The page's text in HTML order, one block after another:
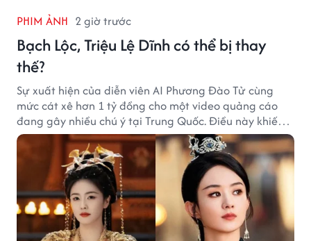
PHIM ẢNH 2 giờ trước
Bạch Lộc, Triệu Lệ Dĩnh có thể bị thay
thế?
Sự xuất hiện của diễn viên AI Phương Đào Tử cùng
mức cát xê hơn 1 tỷ đồng cho một video quảng cáo
đang gây nhiều chú ý tại Trung Quốc. Điều này khiến
không ít người đặt câu hỏi liệu những ngôi sao hàng
đầu như Bạch Lộc, Triệu Lệ Dĩnh có thể bị thay thế
trong tương lai.